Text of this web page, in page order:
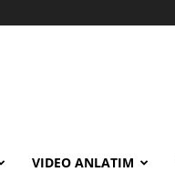
VIDEO ANLATIM